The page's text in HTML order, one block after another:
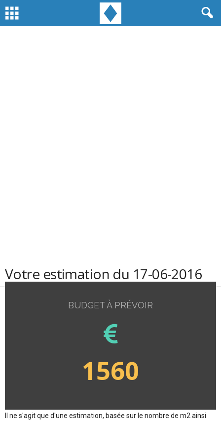
Votre estimation du 17-06-2016
BUDGET À PRÉVOIR
1560
Il ne s'agit que d'une estimation, basée sur le nombre de m2 ainsi